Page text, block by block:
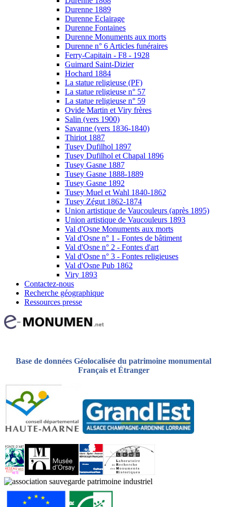
Durenne 1889
Durenne Eclairage
Durenne Fontaines
Durenne Monuments aux morts
Durenne n° 6 Articles funéraires
Ferry-Capitain - F8 - 1928
Guimard Saint-Dizier
Hochard 1884
La statue religieuse (PF)
La statue religieuse n° 57
La statue religieuse n° 59
Ovide Martin et Viry frères
Salin (vers 1900)
Savanne (vers 1836-1840)
Thiriot 1887
Tusey Dufilhol 1897
Tusey Dufilhol et Chapal 1896
Tusey Gasne 1887
Tusey Gasne 1888-1889
Tusey Gasne 1892
Tusey Muel et Wahl 1840-1862
Tusey Zégut 1862-1874
Union artistique de Vaucouleurs (après 1895)
Union artistique de Vaucouleurs 1893
Val d'Osne Monuments aux morts
Val d'Osne n° 1 - Fontes de bâtiment
Val d'Osne n° 2 - Fontes d'art
Val d'Osne n° 3 - Fontes religieuses
Val d'Osne Pub 1862
Viry 1893
Contactez-nous
Recherche géographique
Ressources presse
Base de données Géolocalisée du patrimoine monumental
Français et Étranger